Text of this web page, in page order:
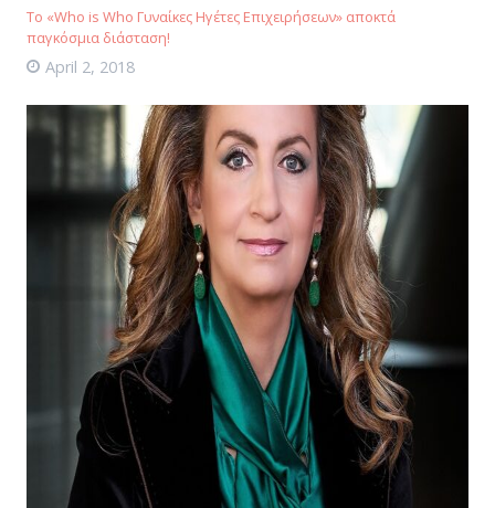
Το «Who is Who Γυναίκες Ηγέτες Επιχειρήσεων» αποκτά
παγκόσμια διάσταση!
April 2, 2018